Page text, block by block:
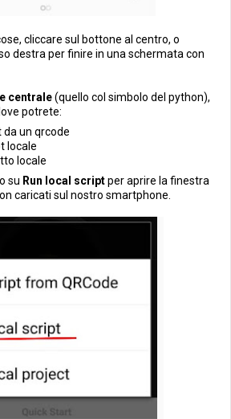
cliccare sul bottone al centro, o
destra per finire in una schermata con
centrale(quello col simbolo del python),
potrete:
un qrcode
locale
locale
su Run local scriptper aprire la finestra
caricati sul nostro smartphone.